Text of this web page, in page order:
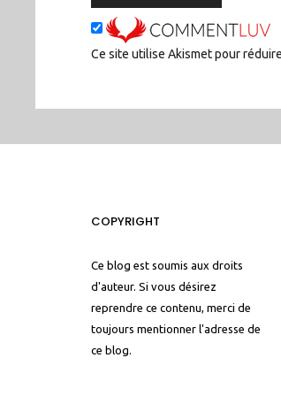
Ce site utilise Akismet pour
COPYRIGHT
Ce blog est soumis aux droits
d'auteur. Si vous désirez
reprendre ce contenu, merci de
toujours mentionner l'adresse de
ce blog.